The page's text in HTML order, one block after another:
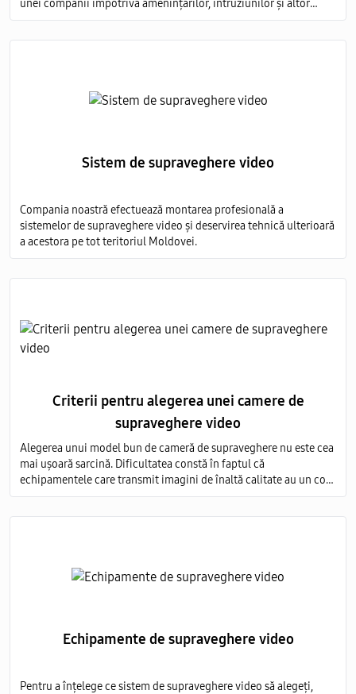
unei companii împotriva amenințărilor, intruziunilor și altor
evenimente nedorite.
Sistem de supraveghere video
Compania noastră efectuează montarea profesională a
sistemelor de supraveghere video și deservirea tehnică ulterioară
a acestora pe tot teritoriul Moldovei.
Criterii pentru alegerea unei camere de
supraveghere video
Alegerea unui model bun de cameră de supraveghere nu este cea
mai ușoară sarcină. Dificultatea constă în faptul că
echipamentele care transmit imagini de înaltă calitate au un cost
foarte ridicat, iar modelele ieftine nu sunt capabile să ofere o
Echipamente de supraveghere video
Pentru a înțelege ce sistem de supraveghere video să alegeți,